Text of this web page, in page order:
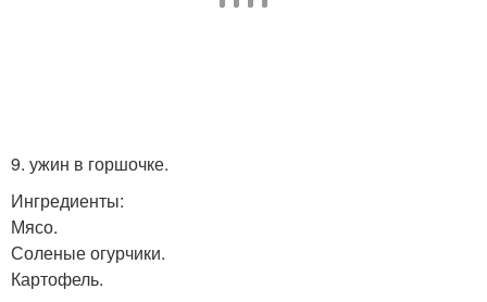
9. ужин в горшочке.
Ингредиенты:
Мясо.
Соленые огурчики.
Картофель.